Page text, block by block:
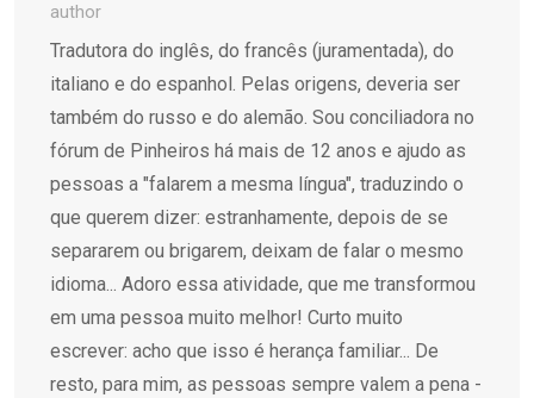
author
Tradutora do inglês, do francês (juramentada), do
italiano e do espanhol. Pelas origens, deveria ser
também do russo e do alemão. Sou conciliadora no
fórum de Pinheiros há mais de 12 anos e ajudo as
pessoas a "falarem a mesma língua", traduzindo o
que querem dizer: estranhamente, depois de se
separarem ou brigarem, deixam de falar o mesmo
idioma... Adoro essa atividade, que me transformou
em uma pessoa muito melhor! Curto muito
escrever: acho que isso é herança familiar... De
resto, para mim, as pessoas sempre valem a pena -